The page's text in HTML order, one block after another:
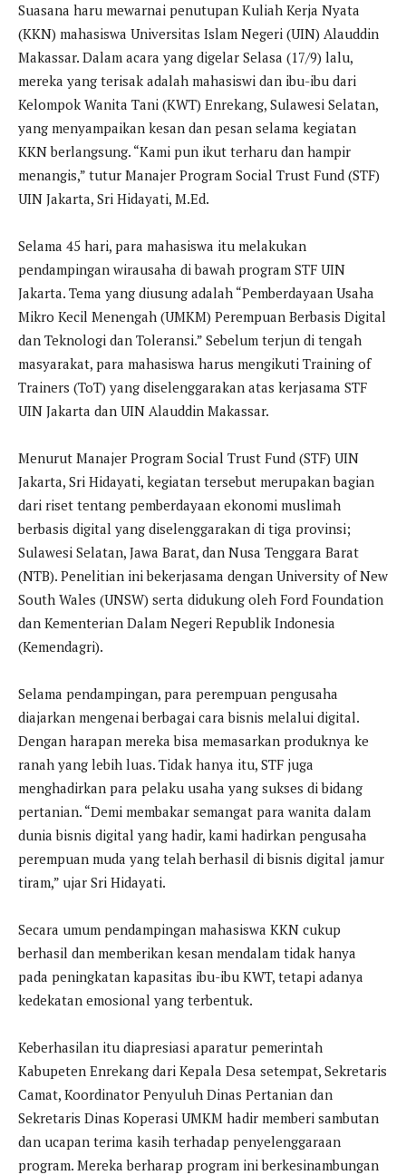
Suasana haru mewarnai penutupan Kuliah Kerja Nyata
(KKN) mahasiswa Universitas Islam Negeri (UIN) Alauddin
Makassar. Dalam acara yang digelar Selasa (17/9) lalu,
mereka yang terisak adalah mahasiswi dan ibu-ibu dari
Kelompok Wanita Tani (KWT) Enrekang, Sulawesi Selatan,
yang menyampaikan kesan dan pesan selama kegiatan
KKN berlangsung. “Kami pun ikut terharu dan hampir
menangis,” tutur Manajer Program Social Trust Fund (STF)
UIN Jakarta, Sri Hidayati, M.Ed.
Selama 45 hari, para mahasiswa itu melakukan
pendampingan wirausaha di bawah program STF UIN
Jakarta. Tema yang diusung adalah “Pemberdayaan Usaha
Mikro Kecil Menengah (UMKM) Perempuan Berbasis Digital
dan Teknologi dan Toleransi.” Sebelum terjun di tengah
masyarakat, para mahasiswa harus mengikuti Training of
Trainers (ToT) yang diselenggarakan atas kerjasama STF
UIN Jakarta dan UIN Alauddin Makassar.
Menurut Manajer Program Social Trust Fund (STF) UIN
Jakarta, Sri Hidayati, kegiatan tersebut merupakan bagian
dari riset tentang pemberdayaan ekonomi muslimah
berbasis digital yang diselenggarakan di tiga provinsi;
Sulawesi Selatan, Jawa Barat, dan Nusa Tenggara Barat
(NTB). Penelitian ini bekerjasama dengan University of New
South Wales (UNSW) serta didukung oleh Ford Foundation
dan Kementerian Dalam Negeri Republik Indonesia
(Kemendagri).
Selama pendampingan, para perempuan pengusaha
diajarkan mengenai berbagai cara bisnis melalui digital.
Dengan harapan mereka bisa memasarkan produknya ke
ranah yang lebih luas. Tidak hanya itu, STF juga
menghadirkan para pelaku usaha yang sukses di bidang
pertanian. “Demi membakar semangat para wanita dalam
dunia bisnis digital yang hadir, kami hadirkan pengusaha
perempuan muda yang telah berhasil di bisnis digital jamur
tiram,” ujar Sri Hidayati.
Secara umum pendampingan mahasiswa KKN cukup
berhasil dan memberikan kesan mendalam tidak hanya
pada peningkatan kapasitas ibu-ibu KWT, tetapi adanya
kedekatan emosional yang terbentuk.
Keberhasilan itu diapresiasi aparatur pemerintah
Kabupeten Enrekang dari Kepala Desa setempat, Sekretaris
Camat, Koordinator Penyuluh Dinas Pertanian dan
Sekretaris Dinas Koperasi UMKM hadir memberi sambutan
dan ucapan terima kasih terhadap penyelenggaraan
program. Mereka berharap program ini berkesinambungan